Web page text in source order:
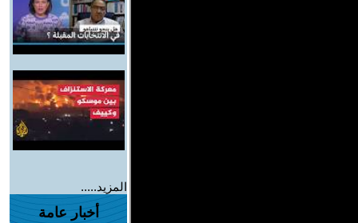
المزيد.....
أخبار عامة